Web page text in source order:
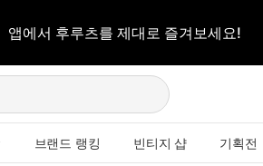
앱에서 후루츠를 제대로 즐겨보세요!
브랜드 랭킹 빈티지 샵 기획전